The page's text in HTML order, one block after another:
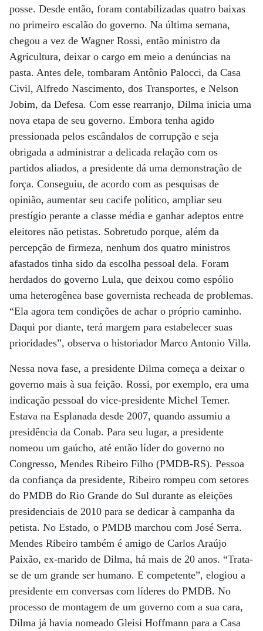
posse. Desde então, foram contabilizadas quatro baixas
no primeiro escalão do governo. Na última semana,
chegou a vez de Wagner Rossi, então ministro da
Agricultura, deixar o cargo em meio a denúncias na
pasta. Antes dele, tombaram Antônio Palocci, da Casa
Civil, Alfredo Nascimento, dos Transportes, e Nelson
Jobim, da Defesa. Com esse rearranjo, Dilma inicia uma
nova etapa de seu governo. Embora tenha agido
pressionada pelos escândalos de corrupção e seja
obrigada a administrar a delicada relação com os
partidos aliados, a presidente dá uma demonstração de
força. Conseguiu, de acordo com as pesquisas de
opinião, aumentar seu cacife político, ampliar seu
prestígio perante a classe média e ganhar adeptos entre
eleitores não petistas. Sobretudo porque, além da
percepção de firmeza, nenhum dos quatro ministros
afastados tinha sido da escolha pessoal dela. Foram
herdados do governo Lula, que deixou como espólio
uma heterogênea base governista recheada de problemas.
“Ela agora tem condições de achar o próprio caminho.
Daqui por diante, terá margem para estabelecer suas
prioridades”, observa o historiador Marco Antonio Villa.
Nessa nova fase, a presidente Dilma começa a deixar o
governo mais à sua feição. Rossi, por exemplo, era uma
indicação pessoal do vice-presidente Michel Temer.
Estava na Esplanada desde 2007, quando assumiu a
presidência da Conab. Para seu lugar, a presidente
nomeou um gaúcho, até então líder do governo no
Congresso, Mendes Ribeiro Filho (PMDB-RS). Pessoa
da confiança da presidente, Ribeiro rompeu com setores
do PMDB do Rio Grande do Sul durante as eleições
presidenciais de 2010 para se dedicar à campanha da
petista. No Estado, o PMDB marchou com José Serra.
Mendes Ribeiro também é amigo de Carlos Araújo
Paixão, ex-marido de Dilma, há mais de 20 anos. “Trata-
se de um grande ser humano. E competente”, elogiou a
presidente em conversas com líderes do PMDB. No
processo de montagem de um governo com a sua cara,
Dilma já havia nomeado Gleisi Hoffmann para a Casa